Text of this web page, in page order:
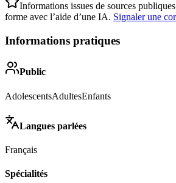
Informations issues de sources
forme avec l’aide d’une IA. Signaler une
Informations pratiques
Public
AdolescentsAdultesEnfants
Langues parlées
Français
Spécialités